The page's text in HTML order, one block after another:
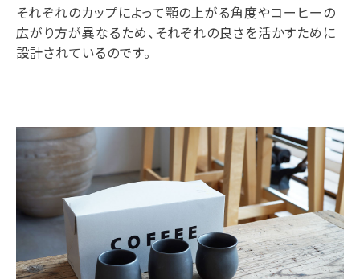
それぞれのカップによって顎の上がる角度やコーヒーの
広がり方が異なるため、それぞれの良さを活かすために
設計されているのです。